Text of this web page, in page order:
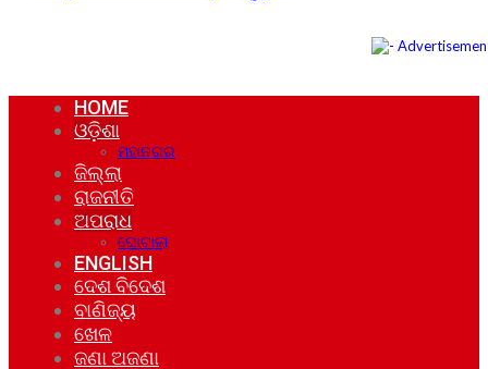
HOME
ଓଡ଼ିଶା
ମହାନଗର
ଜିଲ୍ଲା
ରାଜନୀତି
ଅପରାଧ
ଘୋଟାଲା
ENGLISH
ଦେଶ ବିଦେଶ
ବାଣିଜ୍ୟ
ଖେଳ
ଜଣା ଅଜଣା